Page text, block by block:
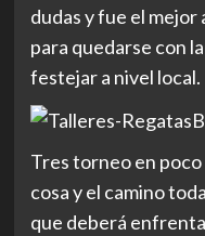
dudas y fue el mejor
para quedarse con
festejar a nivel local.
Tres torneo en poco
cosa y el camino
que deberá